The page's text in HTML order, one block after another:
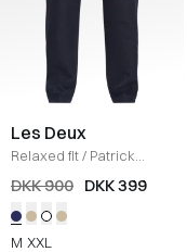
Les Deux
Relaxed fit/ Patrick
Linen Pants/ DARK NAVY
DKK 900 DKK 399
M XXL